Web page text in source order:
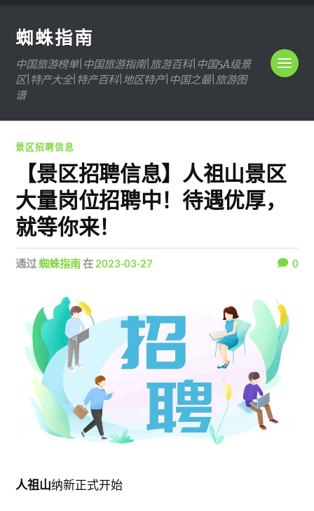
蜘蛛指南
中国旅游榜单|中国旅游指南|旅游百科|中国5A级景
区|特产大全|特产百科|地区特产|中国之最|旅游图
谱
景区招聘信息
【景区招聘信息】人祖山景区
大量岗位招聘中！待遇优厚，
就等你来！
通过蜘蛛指南在 2023-03-27 0
人祖山纳新正式开始